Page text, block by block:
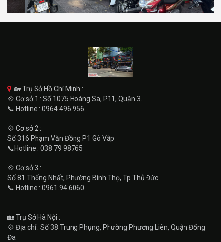
🏡 Trụ Sở Hồ Chí Minh :
💠 Cơ sở 1 : Số 1075 Hoàng Sa, P11, Quận 3.
📞 Hotline : 0964.496.956
💠 Cơ sở 2 :
Số 316 Phạm Văn Đồng P1 Gò Vấp
📞Hotline : 038 79 98765
💠 Cơ sở 3 :
Số 81 Thống Nhất, Phường Bình Thọ, Tp Thủ Đức.
📞 Hotline : 0961.94.6060
🏡 Trụ Sở Hà Nội :
💠 Địa chỉ : Số 38 Trung Phụng, Phường Phương Liên, Quận Đống
Đa